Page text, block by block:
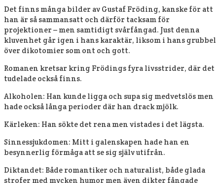
Det finns många bilder av Gustaf Fröding, kanske för att
han är så sammansatt och därför tacksam för
projektioner – men samtidigt svårfångad. Just denna
kluvenhet går igen i hans karaktär, liksom i hans grubbel
över dikotomier som ont och gott.
Romanen kretsar kring Frödings fyra livsstrider, där det
tudelade också finns.
Alkoholen: Han kunde ligga och supa sig medvetslös men
hade också långa perioder där han drack mjölk.
Kärleken: Han sökte det rena men vistades i det lägsta.
Sinnessjukdomen: Mitt i galenskapen hade han en
besynnerlig förmåga att se sig själv utifrån.
Diktandet: Både romantiker och naturalist, både glada
strofer med mycken humor men även dikter fångade